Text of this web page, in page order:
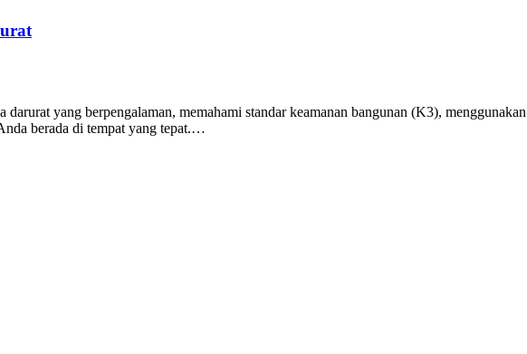
darurat yang berpengalaman, memahami standar keamanan bangunan (K3),
berada di tempat yang tepat.…